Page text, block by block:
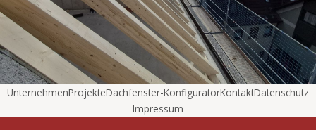
UnternehmenProjekteDachfenster-KonfiguratorKontaktDatenschutz
Impressum